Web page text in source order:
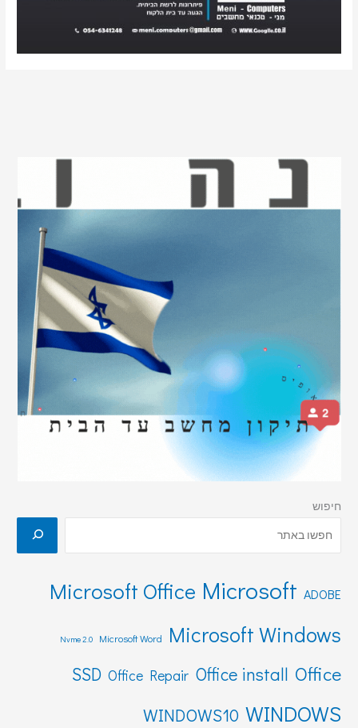
חיפוש
ADOBE
Microsoft
Microsoft Office
Microsoft Windows
Microsoft Word
Nvme 2.0
Office
Office install
Office Repair
SSD
WINDOWS
WINDOWS10